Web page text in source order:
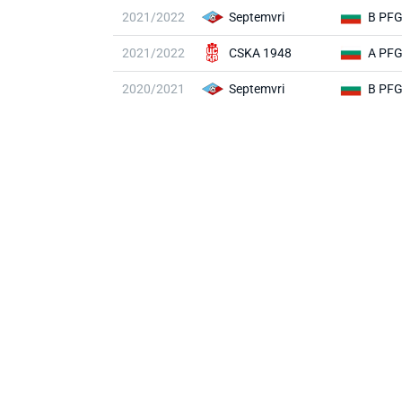
2021/2022 Septemvri B PFG
2021/2022 CSKA 1948 A PFG
2020/2021 Septemvri B PFG